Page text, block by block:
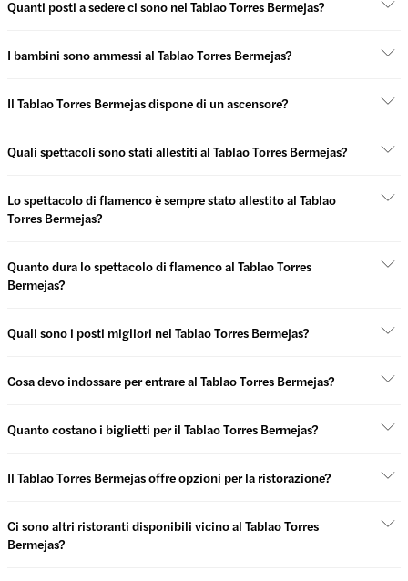
Quanti posti a sedere ci sono nel Tablao Torres Bermejas?
I bambini sono ammessi al Tablao Torres Bermejas?
Il Tablao Torres Bermejas dispone di un ascensore?
Quali spettacoli sono stati allestiti al Tablao Torres Bermejas?
Lo spettacolo di flamenco è sempre stato allestito al Tablao
Torres Bermejas?
Quanto dura lo spettacolo di flamenco al Tablao Torres
Bermejas?
Quali sono i posti migliori nel Tablao Torres Bermejas?
Cosa devo indossare per entrare al Tablao Torres Bermejas?
Quanto costano i biglietti per il Tablao Torres Bermejas?
Il Tablao Torres Bermejas offre opzioni per la ristorazione?
Ci sono altri ristoranti disponibili vicino al Tablao Torres
Bermejas?